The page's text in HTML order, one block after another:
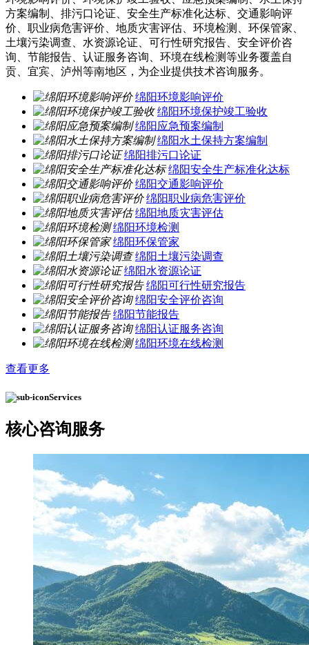
方案编制、排污口论证、安全生产标准化达标、交通影响评
价、职业病危害评价、地质灾害评估、环境检测、环保管家、
土壤污染调查、水资源论证、可行性研究报告、安全评价咨
询、节能报告、认证服务咨询、环境在线检测等业务覆盖自
贡、宜宾、泸州等南地区，为企业提供技术咨询服务。
绵阳环境影响评价
绵阳环境保护竣工验收
绵阳应急预案编制
绵阳水土保持方案编制
绵阳排污口论证
绵阳安全生产标准化达标
绵阳交通影响评价
绵阳职业病危害评价
绵阳地质灾害评估
绵阳环境检测
绵阳环保管家
绵阳土壤污染调查
绵阳水资源论证
绵阳可行性研究报告
绵阳安全评价咨询
绵阳节能报告
绵阳认证服务咨询
绵阳环境在线检测
查看更多
Services
核心咨询服务